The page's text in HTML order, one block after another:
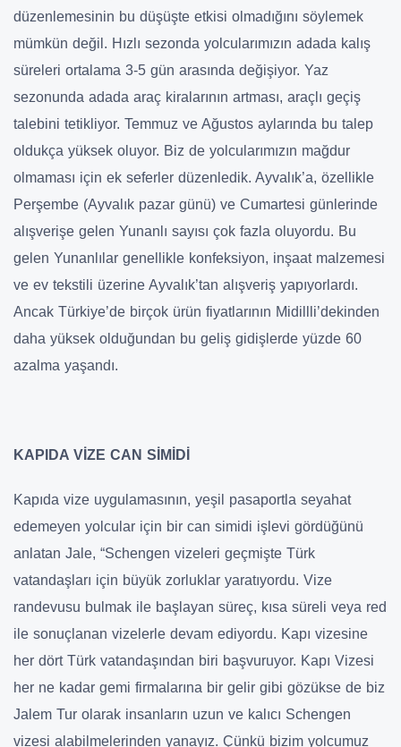
düzenlemesinin bu düşüşte etkisi olmadığını söylemek
mümkün değil. Hızlı sezonda yolcularımızın adada kalış
süreleri ortalama 3-5 gün arasında değişiyor. Yaz
sezonunda adada araç kiralarının artması, araçlı geçiş
talebini tetikliyor. Temmuz ve Ağustos aylarında bu talep
oldukça yüksek oluyor. Biz de yolcularımızın mağdur
olmaması için ek seferler düzenledik. Ayvalık’a, özellikle
Perşembe (Ayvalık pazar günü) ve Cumartesi günlerinde
alışverişe gelen Yunanlı sayısı çok fazla oluyordu. Bu
gelen Yunanlılar genellikle konfeksiyon, inşaat malzemesi
ve ev tekstili üzerine Ayvalık’tan alışveriş yapıyorlardı.
Ancak Türkiye’de birçok ürün fiyatlarının Midillli’dekinden
daha yüksek olduğundan bu geliş gidişlerde yüzde 60
azalma yaşandı.
KAPIDA VİZE CAN SİMİDİ
Kapıda vize uygulamasının, yeşil pasaportla seyahat
edemeyen yolcular için bir can simidi işlevi gördüğünü
anlatan Jale, “Schengen vizeleri geçmişte Türk
vatandaşları için büyük zorluklar yaratıyordu. Vize
randevusu bulmak ile başlayan süreç, kısa süreli veya red
ile sonuçlanan vizelerle devam ediyordu. Kapı vizesine
her dört Türk vatandaşından biri başvuruyor. Kapı Vizesi
her ne kadar gemi firmalarına bir gelir gibi gözükse de biz
Jalem Tur olarak insanların uzun ve kalıcı Schengen
vizesi alabilmelerinden yanayız. Çünkü bizim yolcumuz